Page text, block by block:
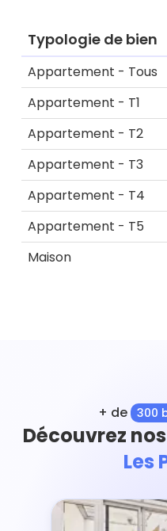
Typologie de bien
Appartement - Tous
Appartement - T1
Appartement - T2
Appartement - T3
Appartement - T4
Appartement - T5
Maison
+ de 300
Découvrez
Les